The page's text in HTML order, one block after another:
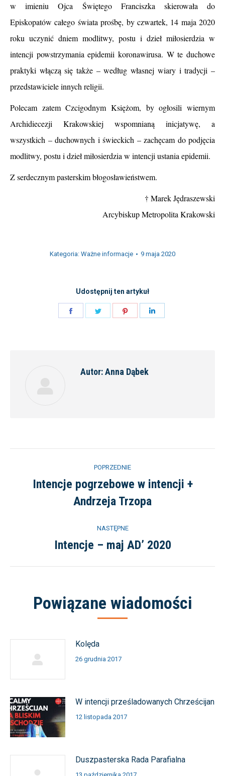
w imieniu Ojca Świętego Franciszka skierowała do
Episkopatów całego świata prośbę, by czwartek, 14 maja 2020
roku uczynić dniem modlitwy, postu i dzieł miłosierdzia w
intencji powstrzymania epidemii koronawirusa. W te duchowe
praktyki włączą się także – według własnej wiary i tradycji –
przedstawiciele innych religii.
Polecam zatem Czcigodnym Księżom, by ogłosili wiernym
Archidiecezji Krakowskiej wspomnianą inicjatywę, a
wszystkich – duchownych i świeckich – zachęcam do podjęcia
modlitwy, postu i dzieł miłosierdzia w intencji ustania epidemii.
Z serdecznym pasterskim błogosławieństwem.
† Marek Jędraszewski
Arcybiskup Metropolita Krakowski
Kategoria: Ważne informacje 9 maja 2020
Udostępnij ten artykuł
Autor:Anna Dąbek
Nawigacja
wpisów
POPRZEDNIE
wpis:
Intencje pogrzebowe w intencji +
Andrzeja Trzopa
NASTĘPNE
Następny
Intencje – maj AD’ 2020
Powiązane wiadomości
Kolęda
26 grudnia 2017
W intencji prześladowanych Chrześcijan
12 listopada 2017
Duszpasterska Rada Parafialna